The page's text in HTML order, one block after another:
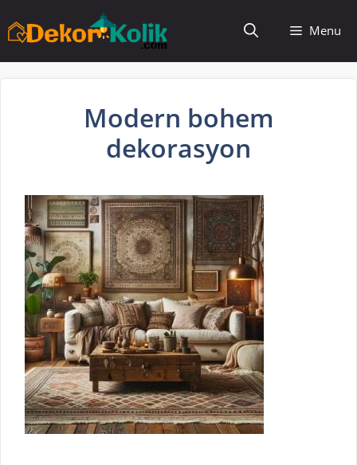
atla
Menu
Modern bohem
dekorasyon